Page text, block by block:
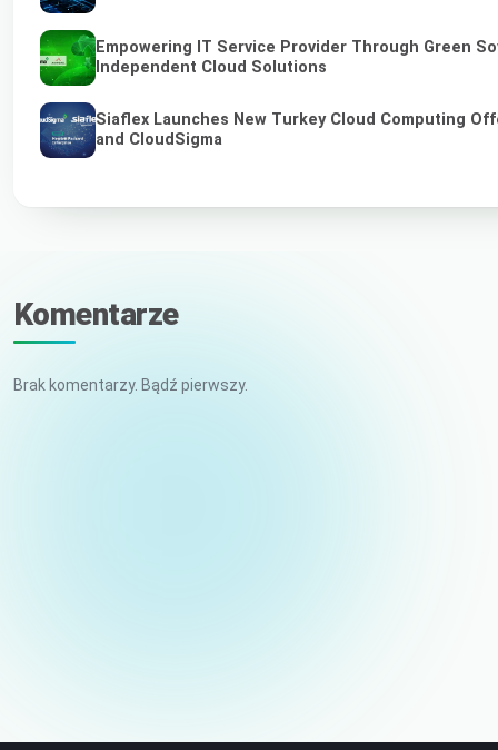
Empowering IT Service Provider Through Green
Independent Cloud Solutions
Siaflex Launches New Turkey Cloud Computing
and CloudSigma
Komentarze
Brak komentarzy. Bądź pierwszy.